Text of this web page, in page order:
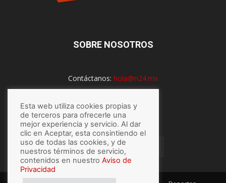
SOBRE NOSOTROS
Contáctanos: hola@n24.mx
SÍGUENOS
Esta web utiliza cookies propias y
de terceros para ofrecerle una
mejor experiencia y servicio. Al dar
clic en Aceptar, esta consintiendo el
uso de todas las cookies, y de
nuestros términos de servicio,
contenidos en nuestro Aviso de
Privacidad